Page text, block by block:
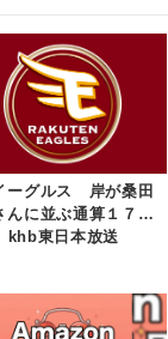
ーグルス 岸が桑田
んに並ぶ通算１７３
khb東日本放送